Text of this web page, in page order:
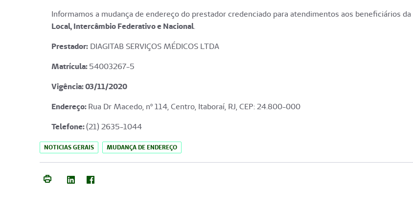
Informamos a mudança de endereço do prestador credenciado para atendimentos aos beneficiários da
Local, Intercâmbio Federativo e Nacional.
Prestador: DIAGITAB SERVIÇOS MÉDICOS LTDA
Matrícula:54003267-5
Vigência: 03/11/2020
Endereço:Rua Dr Macedo, nº 114, Centro, Itaboraí, RJ, CEP: 24.800-000
Telefone:(21) 2635-1044
NOTICIAS GERAIS MUDANÇA DE ENDEREÇO